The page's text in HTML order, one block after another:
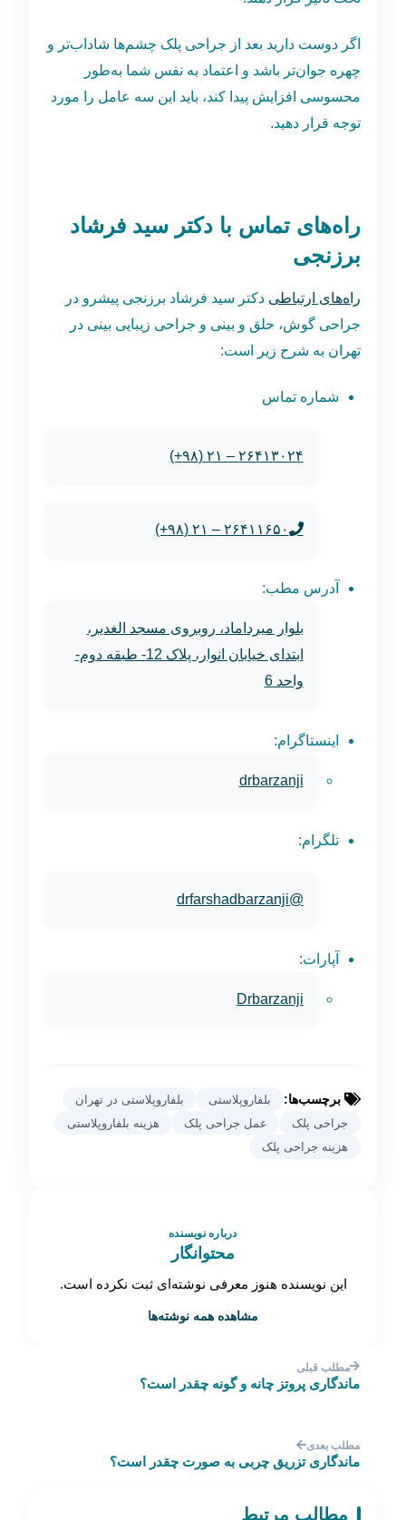
اگر دوست دارید بعد از جراحی پلک چشم‌ها شاداب‌تر و
چهره جوان‌تر باشد و اعتماد به ‌نفس شما به‌طور
محسوسی افزایش پیدا کند، باید این سه عامل را مورد
توجه قرار دهید.
راه‌های تماس با دکتر سید فرشاد
برزنجی
راه‌های ارتباطی دکتر سید فرشاد برزنجی پیشرو در
جراحی گوش، حلق و بینی و جراحی زیبایی بینی در
تهران به شرح زیر است:
شماره تماس
۲۶۴۱۳۰۲۴ – ۲۱ (۹۸+)
۲۶۴۱۱۶۵۰ – ۲۱ (۹۸+)
آدرس مطب:
بلوار میرداماد، روبروی مسجد الغدیر،
ابتدای خیابان انوار، پلاک 12- طبقه دوم-
واحد 6
اینستاگرام:
drbarzanji
تلگرام:
@drfarshadbarzanji
آپارات:
Drbarzanji
برچسب‌ها: بلفاروپلاستی
بلفاروپلاستی در تهران
جراحی پلک
عمل جراحی پلک
هزینه بلفاروپلاستی
هزینه جراحی پلک
درباره نویسنده
محتوانگار
این نویسنده هنوز معرفی نوشته‌ای ثبت نکرده است.
مشاهده همه نوشته‌ها
مطلب قبلی
ماندگاری پروتز چانه و گونه چقدر است؟
مطلب بعدی
ماندگاری تزریق چربی به صورت چقدر است؟
مطالب مرتبط